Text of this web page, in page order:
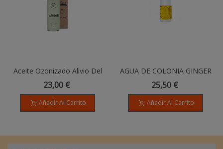
Aceite Ozonizado Alivio Del
Dolor - 100ml
23,00 €
Añadir Al Carrito
AGUA DE COLONIA GINGER
& LEMON 100 Ml
25,50 €
Añadir Al Carrito